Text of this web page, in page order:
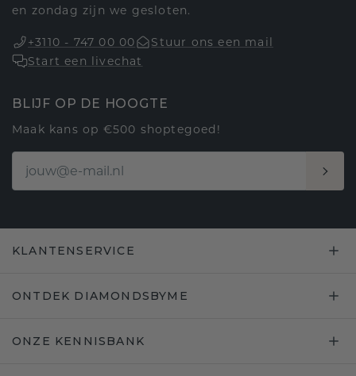
en zondag zijn we gesloten.
+3110 - 747 00 00
Stuur ons een mail
Start een livechat
BLIJF OP DE HOOGTE
Maak kans op €500 shoptegoed!
KLANTENSERVICE
ONTDEK DIAMONDSBYME
ONZE KENNISBANK